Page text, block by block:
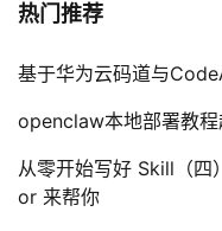
热门推荐
基于华为云码道与
openclaw本地部署教程
从零开始写好 Skill（
or 来帮你